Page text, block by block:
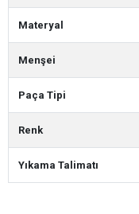
Materyal
Menşei
Paça Tipi
Renk
Yıkama Talimatı